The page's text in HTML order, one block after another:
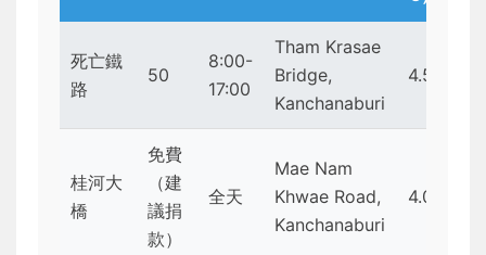
死亡鐵
路
50
8:00-
17:00
Tham Krasae
Bridge,
Kanchanaburi
4.5
桂河大
橋
免費
（建
議捐
款）
全天
Mae Nam
Khwae Road,
Kanchanaburi
4.0